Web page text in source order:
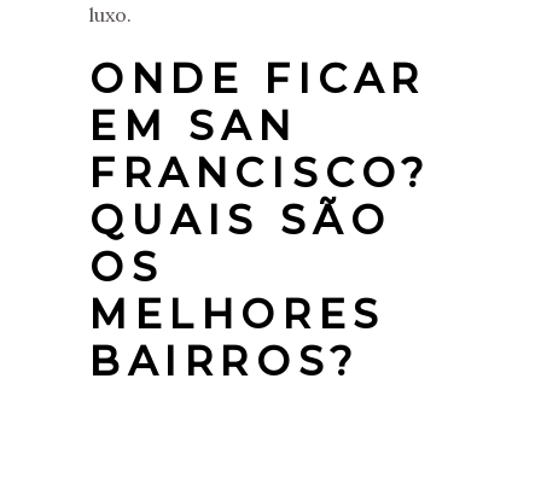
luxo.
ONDE FICAR
EM SAN
FRANCISCO?
QUAIS SÃO
OS
MELHORES
BAIRROS?